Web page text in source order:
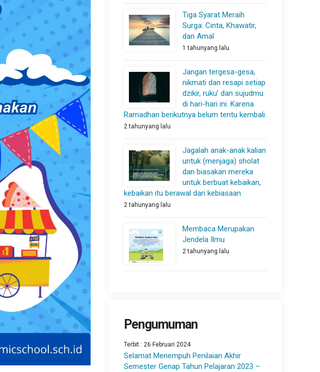
Tiga Syarat Meraih
Surga: Cinta, Khawatir,
dan Amal
1 tahunyang lalu
Jangan tergesa-gesa,
nikmati dan resapi setiap
dzikir, ruku’ dan sujudmu
di hari-hari ini. Karena
Ramadhan berikutnya belum tentu kembali.
2 tahunyang lalu
Jagalah anak-anak kalian
untuk (menjaga) sholat
dan biasakan mereka
untuk berbuat kebaikan,
kebaikan itu berawal dari kebiasaan
2 tahunyang lalu
Membaca Merupakan
Jendela Ilmu
2 tahunyang lalu
Pengumuman
Terbit : 26 Februari 2024
Selamat Menempuh Penilaian Akhir
Semester Genap Tahun Pelajaran 2023 –